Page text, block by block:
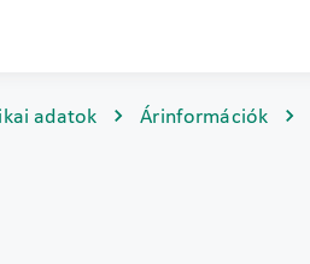
adatok Árinformációk